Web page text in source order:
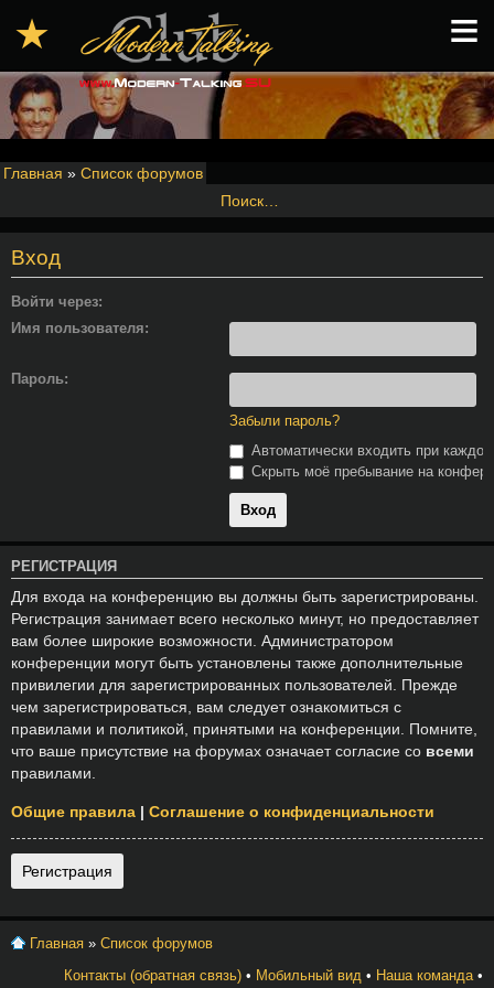
Главная » Список форумов
Поиск…
Вход
Войти через:
Имя пользователя:
Пароль:
Забыли пароль?
Автоматически входить при
Скрыть моё пребывание на
РЕГИСТРАЦИЯ
Для входа на конференцию вы должны быть зарегистрированы.
Регистрация занимает всего несколько минут, но предоставляет
вам более широкие возможности. Администратором
конференции могут быть установлены также дополнительные
привилегии для зарегистрированных пользователей. Прежде
чем зарегистрироваться, вам следует ознакомиться с
правилами и политикой, принятыми на конференции. Помните,
что ваше присутствие на форумах означает согласие со всеми
правилами.
Общие правила | Соглашение о конфиденциальности
Регистрация
Главная » Список форумов
Контакты (обратная связь) • Мобильный вид • Наша команда •
★ ≡